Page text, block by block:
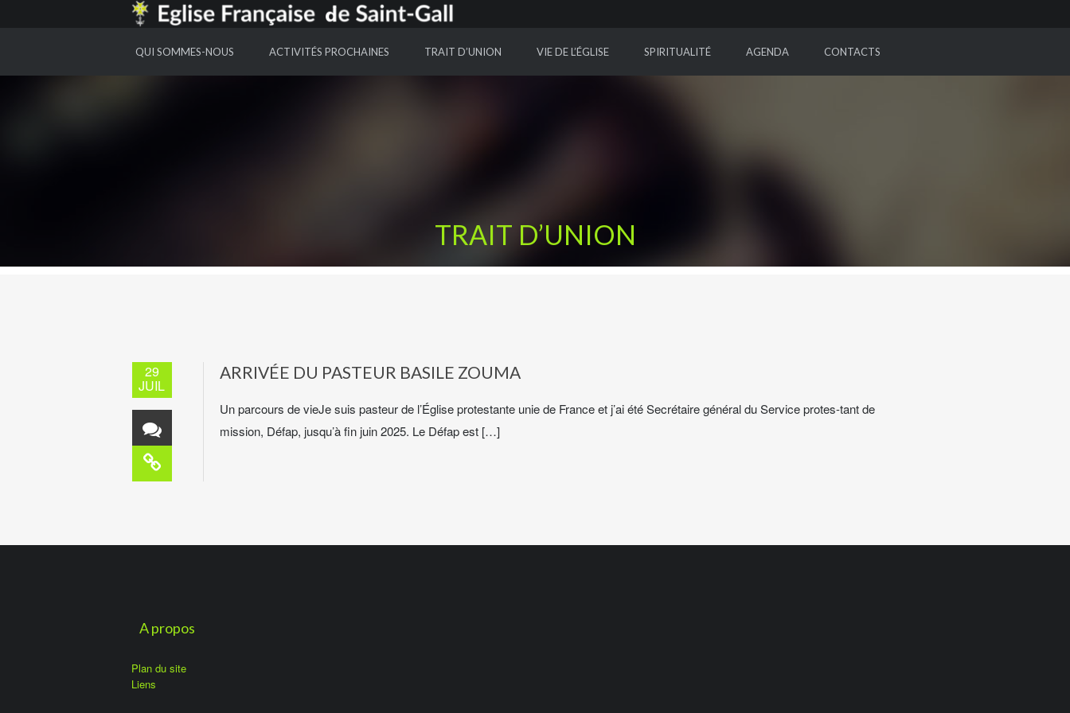
EGLISE FRANCAISE DE SAINT GALL
QUI SOMMES-NOUS ACTIVITÉS PROCHAINES TRAIT D’UNION VIE DE L’ÉGLISE SPIRITUALITÉ AGENDA CONTACTS
TRAIT D’UNION
29
JUIL
ARRIVÉE DU PASTEUR BASILE ZOUMA
Un parcours de vieJe suis pasteur de l’Église protestante unie de France et j’ai été Secrétaire général du Service protes-tant de
mission, Défap, jusqu’à fin juin 2025. Le Défap est […]
A propos
Plan du site
Liens